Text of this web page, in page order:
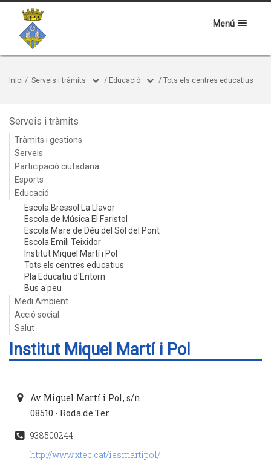
Menú
Inici / Serveis i tràmits / Educació / Tots els centres educatius
Serveis i tràmits
Tràmits i gestions
Serveis
Participació ciutadana
Esports
Educació
Escola Bressol La Llavor
Escola de Música El Faristol
Escola Mare de Déu del Sòl del Pont
Escola Emili Teixidor
Institut Miquel Martí i Pol
Tots els centres educatius
Pla Educatiu d'Entorn
Bus a peu
Medi Ambient
Acció social
Salut
Institut Miquel Martí i Pol
Av. Miquel Martí i Pol, s/n
08510 - Roda de Ter
938500244
http://www.xtec.cat/iesmartipol/